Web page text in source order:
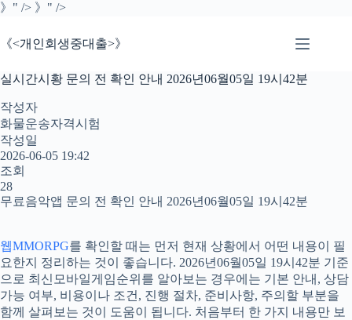
》" /> 》" />본
으
건
너
기
《<개인회생중대출>》
실시간시황 문의 전 확인 안내 2026년06월05일 19시42분
작성자
화물운송자격시험
작성일
2026-06-05 19:42
조회
28
무료음악앱 문의 전 확인 안내 2026년06월05일 19시42분
웹MMORPG를 확인할 때는 먼저 현재 상황에서 어떤 내용이 필
요한지 정리하는 것이 좋습니다. 2026년06월05일 19시42분 기준
으로 최신모바일게임순위를 알아보는 경우에는 기본 안내, 상담
가능 여부, 비용이나 조건, 진행 절차, 준비사항, 주의할 부분을
함께 살펴보는 것이 도움이 됩니다. 처음부터 한 가지 내용만 보